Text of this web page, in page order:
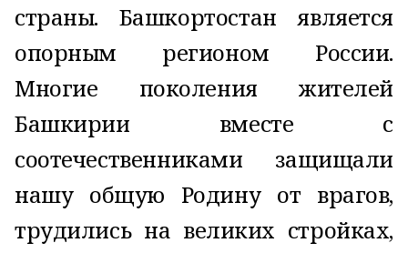
страны. Башкортостан является
опорным регионом России.
Многие поколения жителей
Башкирии вместе с
соотечественниками защищали
нашу общую Родину от врагов,
трудились на великих стройках,